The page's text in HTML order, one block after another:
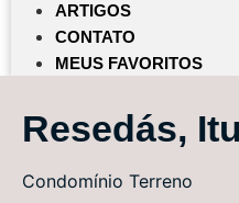
ARTIGOS
CONTATO
MEUS FAVORITOS
Resedás,
Condomínio Terreno